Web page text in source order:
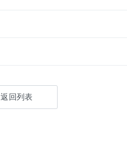
返回列表